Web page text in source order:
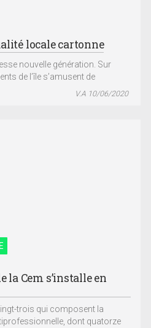
locale cartonne
nouvelle génération. Sur
de l’île s’amusent de
V.A 10/06/2020
la Cem s’installe en
trois qui composent la
dont quatorze